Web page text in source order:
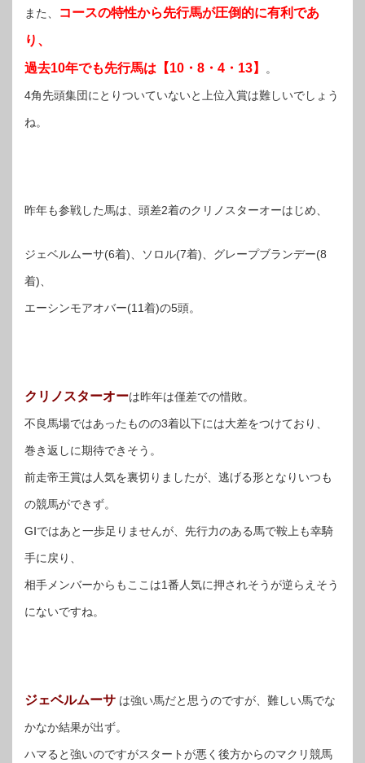
また、
コースの特性から先行馬が圧倒的に有利であ
り、
過去10年でも先行馬は【10・8・4・13】 。
4角先頭集団にとりついていないと上位入賞は難しいでしょう
ね。
昨年も参戦した馬は、頭差2着のクリノスターオーはじめ、
ジェベルムーサ(6着)、ソロル(7着)、グレープブランデー(8
着)、
エーシンモアオバー(11着)の5頭。
クリノスターオーは昨年は僅差での惜敗。
不良馬場ではあったものの3着以下には大差をつけており、
巻き返しに期待できそう。
前走帝王賞は人気を裏切りましたが、逃げる形となりいつも
の競馬ができず。
GⅠではあと一歩足りませんが、先行力のある馬で鞍上も幸騎
手に戻り、
相手メンバーからもここは1番人気に押されそうが逆らえそう
にないですね。
ジェベルムーサ は強い馬だと思うのですが、難しい馬でな
かなか結果が出ず。
ハマると強いのですがスタートが悪く後方からのマクリ競馬